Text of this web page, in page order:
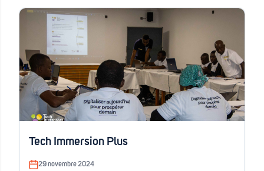
Tech Immersion Plus
29 novembre 2024